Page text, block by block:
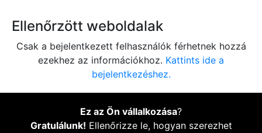
Ellenőrzött weboldalak
Csak a bejelentkezett felhasználók férhetnek hozzá
ezekhez az információkhoz. Kattints ide a
bejelentkezéshez.
Ez az Ön vállalkozása?
Gratulálunk! Ellenőrizze le, hogyan szerezhet